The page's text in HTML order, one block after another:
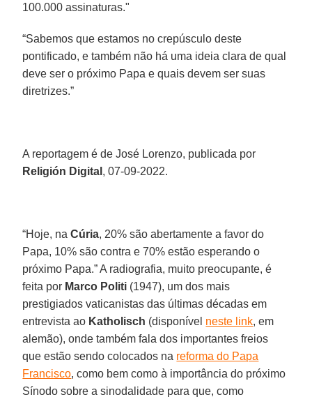
100.000 assinaturas."
“Sabemos que estamos no crepúsculo deste
pontificado, e também não há uma ideia clara de qual
deve ser o próximo Papa e quais devem ser suas
diretrizes.”
A reportagem é de José Lorenzo, publicada por
Religión Digital , 07-09-2022.
“Hoje, naCúria, 20% são abertamente a favor do
Papa, 10% são contra e 70% estão esperando o
próximo Papa.” A radiografia, muito preocupante, é
feita por Marco Politi (1947), um dos mais
prestigiados vaticanistas das últimas décadas em
entrevista ao Katholisch (disponível neste link, em
alemão), onde também fala dos importantes freios
que estão sendo colocados na reforma do Papa
Francisco, como bem como à importância do próximo
Sínodo sobre a sinodalidade para que, como